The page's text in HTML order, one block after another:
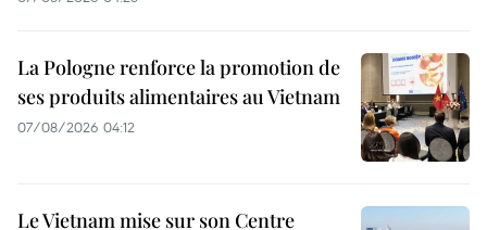
La Pologne renforce la promotion de
ses produits alimentaires au Vietnam
07/08/2026 04:12
Le Vietnam mise sur son Centre